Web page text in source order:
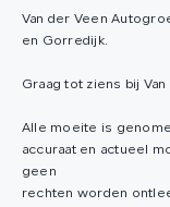
Van der Veen
en Gorredijk.
Graag tot ziens bij
Alle moeite is
accuraat en actueel
geen
rechten worden